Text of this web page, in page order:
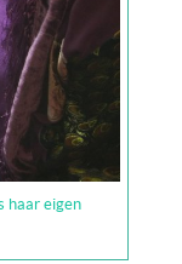
haar eigen